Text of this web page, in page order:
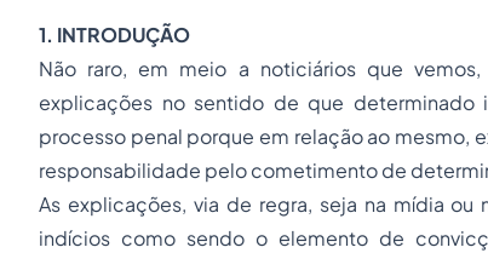
1. INTRODUÇÃO
Não raro, em meio a noticiários que
explicações no sentido de que
processo penal porque em relação ao mesmo,
responsabilidade pelo cometimento de
As explicações, via de regra, seja na mídia
indícios como sendo o elemento de